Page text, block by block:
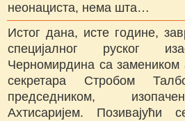
неонациста, нема шта…
Истог дана, исте године,
специјалног руског
Черномирдина са замеником
секретара Стробом
председником,
Ахтисаријем. Позивајући